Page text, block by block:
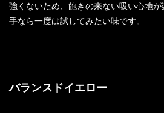
強くないため、飽きの来ない吸い心地
手なら一度は試してみたい味です。
バランスドイエロー